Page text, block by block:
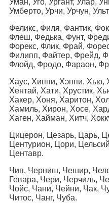
Уман, Уго, Ургант, Улар,
Умберто, Урчи, Урчун,
Феликс, Филя, Фантик,
Флеш, Федька, Фунт,
Форекс, Флик, Фрай,
Филипп, Файтер, Фрейд,
Флойд, Фродо, Фараон,
Хаус, Хиппи, Хэппи, Хью,
Хентай, Хати, Хрустик,
Хакер, Хоня, Харитон,
Хамиль, Хирон, Хосе,
Хаген, Хайман, Хитч,
Цицерон, Цезарь, Царь,
Центурион, Цори,
Центавр.
Чип, Черниш, Чешир,
Гевара, Чери, Черчиль,
Чойс, Чани, Чейни, Чак,
Читос, Чанг, Чуба.